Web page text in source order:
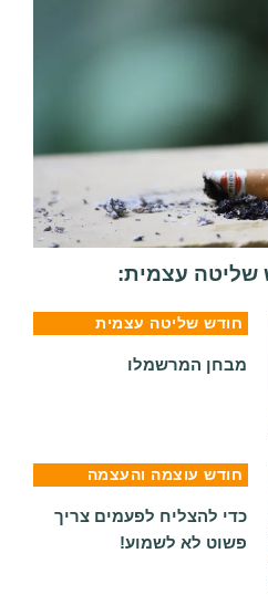
שליטה עצמית:
חודש שליטה עצמית
מבחן המרשמלו
חודש עוצמה והעצמה
כדי להצליח לפעמים צריך
פשוט לא לשמוע!